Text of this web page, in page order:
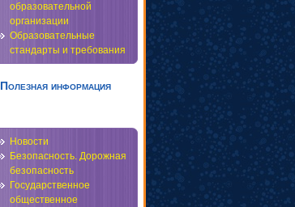
образовательной
организации
Образовательные
стандарты и требования
Полезная информация
Новости
Безопасность. Дорожная
безопасность
Государственное
общественное